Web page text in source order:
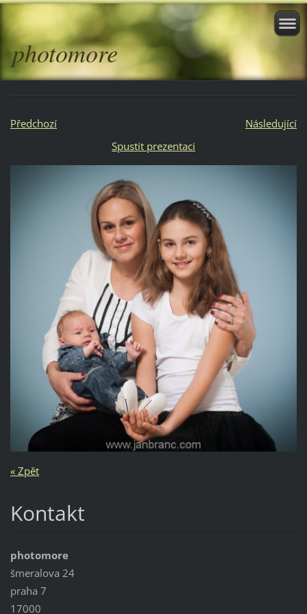
photomore
Předchozí
Následující
Spustit prezentaci
« Zpět
Kontakt
photomore
šmeralova 24
praha 7
17000